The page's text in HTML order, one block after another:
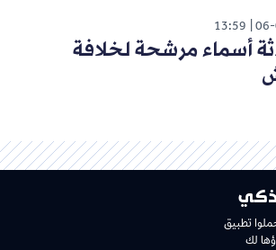
13:59
أسماء مرشحة لخلافة
تطبيق
لك